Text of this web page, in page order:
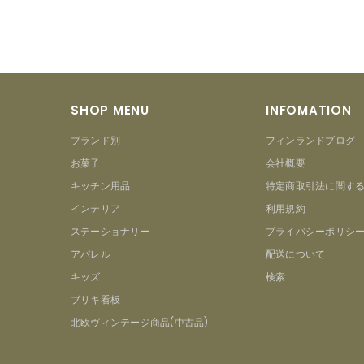
SHOP MENU
ブランド別
お菓子
キッチン用品
インテリア
ステーショナリー
アパレル
キッズ
ブリキ看板
北欧ヴィンテージ商品(中古品)
INFOMATION
フィンランドブログ
会社概要
特定商取引法に関す
利用規約
プライバシーポリシ
配送について
検索